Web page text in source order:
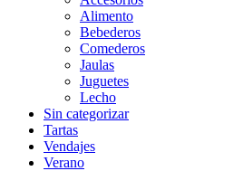
Alimento
Bebederos
Comederos
Jaulas
Juguetes
Lecho
Sin categorizar
Tartas
Vendajes
Verano